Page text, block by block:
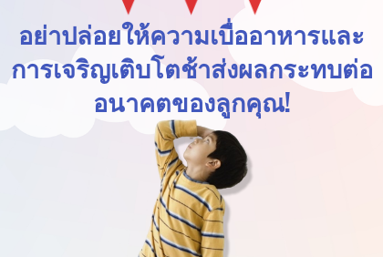
อย่าปล่อยให้ความเบื่ออาหารและ
การเจริญเติบโตช้าส่งผลกระทบต่อ
อนาคตของลูกคุณ!